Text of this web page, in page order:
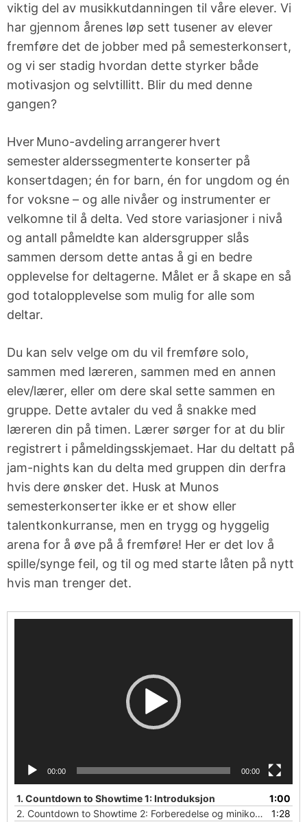
viktig del av musikkutdanningen til våre elever. Vi
har gjennom årenes løp sett tusener av elever
fremføre det de jobber med på semesterkonsert,
og vi ser stadig hvordan dette styrker både
motivasjon og selvtillitt. Blir du med denne
gangen?
Hver Muno-avdeling arrangerer hvert
semester alderssegmenterte konserter på
konsertdagen; én for barn, én for ungdom og én
for voksne – og alle nivåer og instrumenter er
velkomne til å delta. Ved store variasjoner i nivå
og antall påmeldte kan aldersgrupper slås
sammen dersom dette antas å gi en bedre
opplevelse for deltagerne. Målet er å skape en så
god totalopplevelse som mulig for alle som
deltar.
Du kan selv velge om du vil fremføre solo,
sammen med læreren, sammen med en annen
elev/lærer, eller om dere skal sette sammen en
gruppe. Dette avtaler du ved å snakke med
læreren din på timen. Lærer sørger for at du blir
registrert i påmeldingsskjemaet. Har du deltatt på
jam-nights kan du delta med gruppen din derfra
hvis dere ønsker det. Husk at Munos
semesterkonserter ikke er et show eller
talentkonkurranse, men en trygg og hyggelig
arena for å øve på å fremføre! Her er det lov å
spille/synge feil, og til og med starte låten på nytt
hvis man trenger det.
00:00 00:00
1. Countdown to Showtime 1: Introduksjon
1:00
2. Countdown to Showtime 2: Forberedelse og minikonsert
1:28